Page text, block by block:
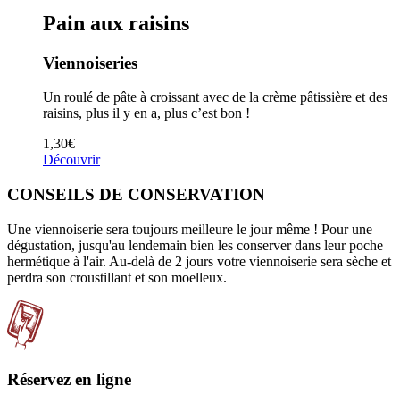
Pain aux raisins
Viennoiseries
Un roulé de pâte à croissant avec de la crème pâtissière et des
raisins, plus il y en a, plus c’est bon !
1,30€
Découvrir
CONSEILS DE CONSERVATION
Une viennoiserie sera toujours meilleure le jour même ! Pour une
dégustation, jusqu'au lendemain bien les conserver dans leur poche
hermétique à l'air. Au-delà de 2 jours votre viennoiserie sera sèche et
perdra son croustillant et son moelleux.
Réservez en ligne